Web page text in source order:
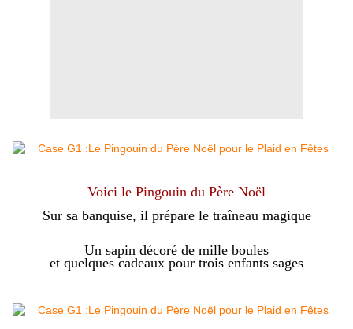
Voici le Pingouin du Père Noël
Sur sa banquise, il prépare le traîneau magique
Un sapin décoré de mille boules
et quelques cadeaux pour trois enfants sages